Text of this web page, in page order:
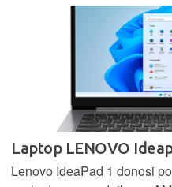
Laptop LENOVO
Lenovo IdeaPad 1 donosi